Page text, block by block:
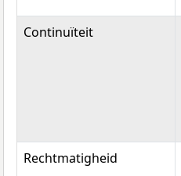
Continuïteit
Rechtmatigheid